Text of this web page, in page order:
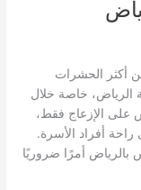
أكثر الحشرات
الرياض، خاصة خلال
على الإزعاج فقط،
أفراد الأسرة.
بالرياض أمرًا ضروريًا